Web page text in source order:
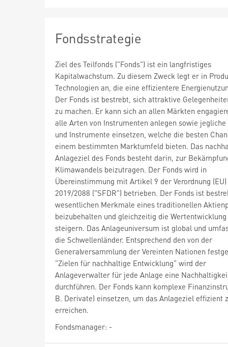
Fondsstrategie
Ziel des Teilfonds ("Fonds") ist ein langfristiges
Kapitalwachstum. Zu diesem Zweck legt er in
Technologien an, die eine effizientere
Der Fonds ist bestrebt, sich attraktive
zu machen. Er kann sich an allen Märkten
alle Arten von Instrumenten anlegen sowie jegliche
und Instrumente einsetzen, welche die besten
einem bestimmten Marktumfeld bieten. Das
Anlageziel des Fonds besteht darin, zur
Klimawandels beizutragen. Der Fonds wird in
Übereinstimmung mit Artikel 9 der Verordnung (EU)
2019/2088 ("SFDR") betrieben. Der Fonds ist
wesentlichen Merkmale eines traditionellen
beizubehalten und gleichzeitig die Wertentwicklung
steigern. Das Anlageuniversum ist global und
die Schwellenländer. Entsprechend den von der
Generalversammlung der Vereinten Nationen
"Zielen für nachhaltige Entwicklung" wird der
Anlageverwalter für jede Anlage eine
durchführen. Der Fonds kann komplexe
B. Derivate) einsetzen, um das Anlageziel effizient
erreichen.
Fondsmanager: -